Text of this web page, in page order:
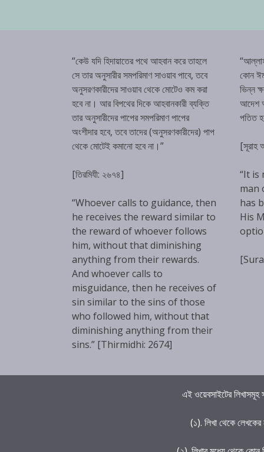
“কেউ যদি হিদায়াতের পথে আহবান করে তাহলে
সে তার অনুসারীর সমপরিমাণ সাওয়াব পাবে, তবে
অনুসরণকারীদের সাওয়াব থেকে মোটেও কম করা
হবে না। আর বিপথের দিকে আহবানকারী ব্যক্তি
তার অনুসারীদের পাপের সমপরিমাণ পাপের
অংশীদার হবে, তবে তাদের (অনুসরণকারীদের) পাপ
থেকে মোটেই কমানো হবে না।”
[তিরমিযী: ২৬৭৪]
“Whoever calls to guidance, then
he receives the reward similar to
the reward of whoever follows
him, without that diminishing
anything from their rewards.
And whoever calls to
misguidance, then he receives of
sin similar to the sins of those
who followed him, without that
diminishing anything from their
sins.” [Thirmidhi: 2674]
কোন
ভিন্ন
আদেশ
পতিত
[সূরাহ
“It is
man
has
His
এই ওয়েবসাইটের
(১). লিখা থেকে লেখকের